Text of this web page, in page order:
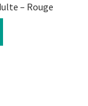
– Rouge